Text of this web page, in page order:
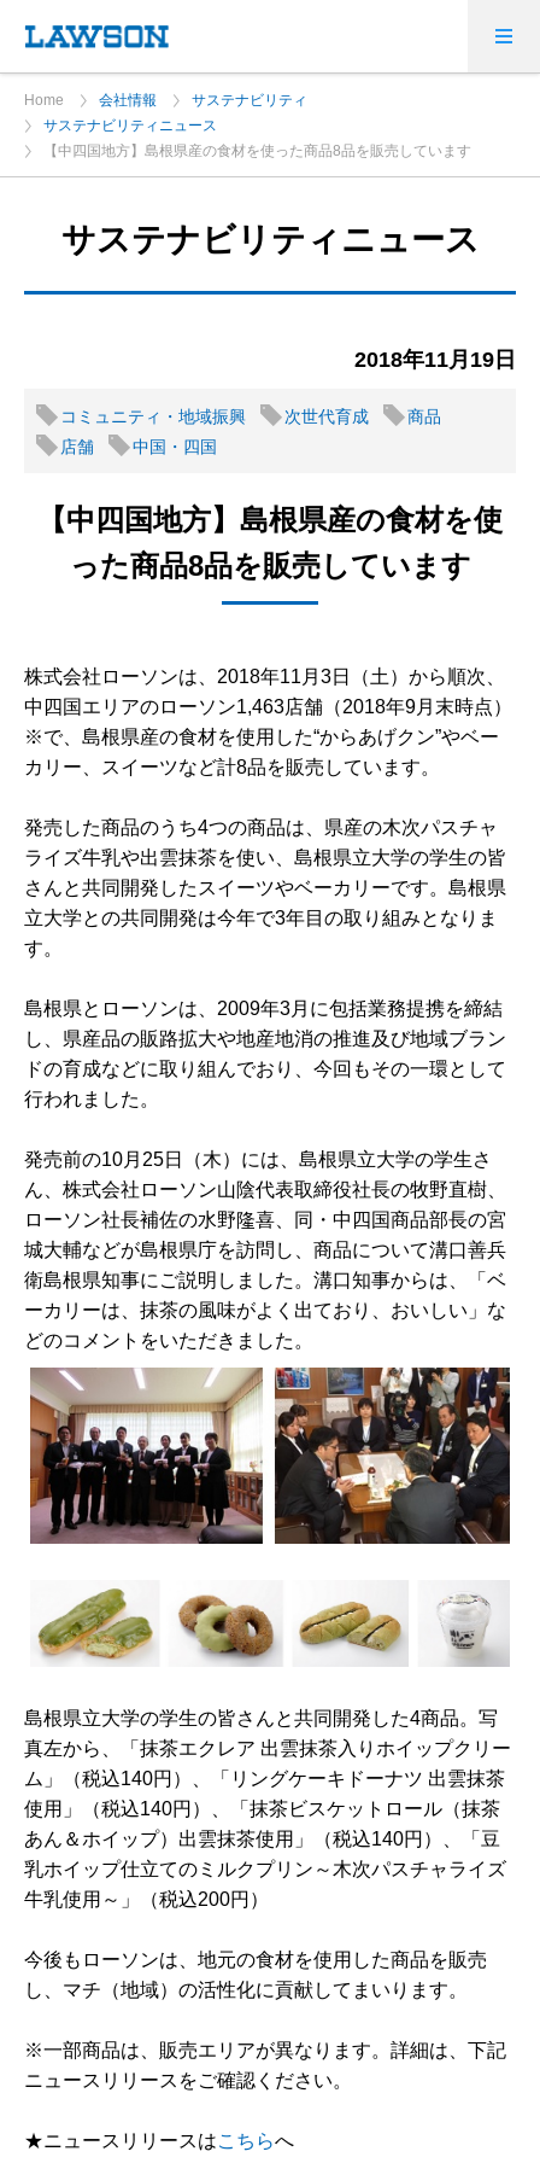
Home 会社情報
サステナビリティ
サステナビリティニュース
【中四国地方】島根県産の食材を使った商品8品を販売しています
サステナビリティニュース
2018年11月19日
コミュニティ・地域振興 次世代育成
商品
店舗
中国・四国
【中四国地方】島根県産の食材を使
った商品8品を販売しています
株式会社ローソンは、2018年11月3日（土）から順次、
中四国エリアのローソン1,463店舗（2018年9月末時点）
※で、島根県産の食材を使用した“からあげクン”やベー
カリー、スイーツなど計8品を販売しています。
発売した商品のうち4つの商品は、県産の木次パスチャ
ライズ牛乳や出雲抹茶を使い、島根県立大学の学生の皆
さんと共同開発したスイーツやベーカリーです。島根県
立大学との共同開発は今年で3年目の取り組みとなりま
す。
島根県とローソンは、2009年3月に包括業務提携を締結
し、県産品の販路拡大や地産地消の推進及び地域ブラン
ドの育成などに取り組んでおり、今回もその一環として
行われました。
発売前の10月25日（木）には、島根県立大学の学生さ
ん、株式会社ローソン山陰代表取締役社長の牧野直樹、
ローソン社長補佐の水野隆喜、同・中四国商品部長の宮
城大輔などが島根県庁を訪問し、商品について溝口善兵
衛島根県知事にご説明しました。溝口知事からは、「ベ
ーカリーは、抹茶の風味がよく出ており、おいしい」な
どのコメントをいただきました。
島根県立大学の学生の皆さんと共同開発した4商品。写
真左から、「抹茶エクレア 出雲抹茶入りホイップクリー
ム」（税込140円）、「リングケーキドーナツ 出雲抹茶
使用」（税込140円）、「抹茶ビスケットロール（抹茶
あん＆ホイップ）出雲抹茶使用」（税込140円）、「豆
乳ホイップ仕立てのミルクプリン～木次パスチャライズ
牛乳使用～」（税込200円）
今後もローソンは、地元の食材を使用した商品を販売
し、マチ（地域）の活性化に貢献してまいります。
※一部商品は、販売エリアが異なります。詳細は、下記
ニュースリリースをご確認ください。
★ニュースリリースはこちらへ